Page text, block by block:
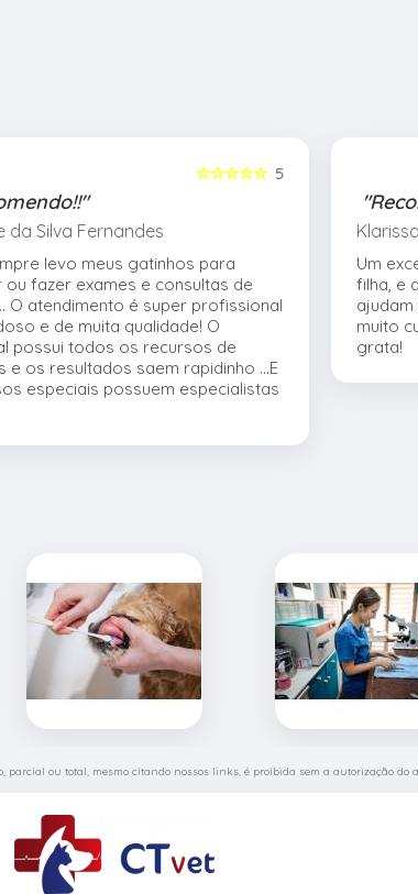
5
☆☆☆☆☆
da Silva Fernandes
levo meus gatinhos para
ou fazer exames e consultas de
O atendimento é super profissional
e de muita qualidade! O
possui todos os recursos de
e os resultados saem rapidinho ...E
especiais possuem especialistas
Um
filha, e
muito
grata!
parcial ou total, mesmo citando nossos links, é proibida sem a autorização do